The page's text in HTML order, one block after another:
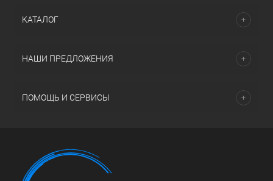
КАТАЛОГ
НАШИ ПРЕДЛОЖЕНИЯ
ПОМОЩЬ И СЕРВИСЫ